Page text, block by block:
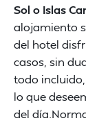
Sol o Islas
alojamiento
del hotel
casos, sin
todo
lo que
del